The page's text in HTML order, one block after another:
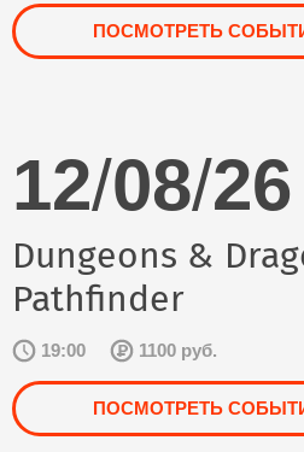
ПОСМОТРЕТЬ
12/08/26
Dungeons &
Pathfinder
19:00 1100 руб.
ПОСМОТРЕТЬ